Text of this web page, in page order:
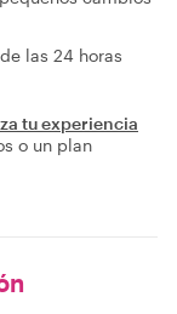
las 24 horas
tu experiencia
o un plan